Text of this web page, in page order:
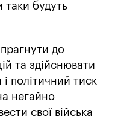
таки будуть
до
та здійснювати
політичний тиск
негайно
свої війська